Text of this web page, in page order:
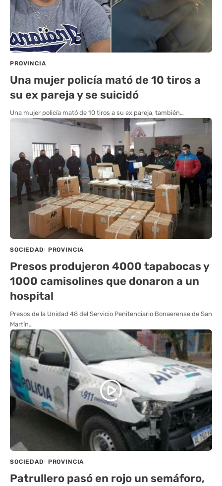
PROVINCIA
Una mujer policía mató de 10 tiros a
su ex pareja y se suicidó
Una mujer policía mató de 10 tiros a su ex pareja, también…
SOCIEDAD PROVINCIA
Presos produjeron 4000 tapabocas y
1000 camisolines que donaron a un
hospital
Presos de la Unidad 48 del Servicio Penitenciario Bonaerense de San
Martín…
SOCIEDAD PROVINCIA
Patrullero pasó en rojo un semáforo,